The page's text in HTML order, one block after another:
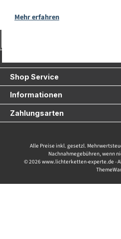
Mehr erfahren
Shop Service
Informationen
Zahlungsarten
Alle Preise inkl. gesetzl.
Nachnahmegebühren, wenn
© 2026 www.lichterketten-experte.de -